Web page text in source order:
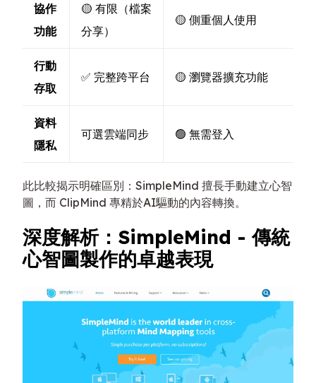
協作
功能
🟡 有限（檔案
分享）
🟡 側重個人使用
行動
存取
✅ 完整跨平台 🟡 瀏覽器擴充功能
資料
隱私
可選雲端同步 🟢 無需登入
此比較揭示明確區別：SimpleMind 擅長手動建立心智
圖，而 ClipMind 專精於AI驅動的內容轉換。
深度解析：SimpleMind - 傳統
心智圖製作的卓越表現